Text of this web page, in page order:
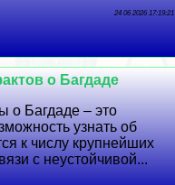
24 06 2026 17:19:21
о Багдаде
о Багдаде – это
узнать об
к числу крупнейших
с неустойчивой...